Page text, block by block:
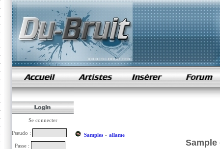
samples de rap
Se connecter
Pseudo :
Passe :
Samples» allame
Sample